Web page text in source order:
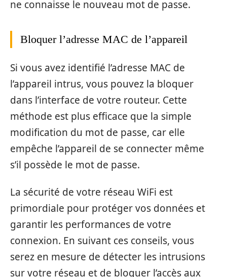
ne connaisse le nouveau mot de passe.
Bloquer l’adresse MAC de l’appareil
Si vous avez identifié l’adresse MAC de
l’appareil intrus, vous pouvez la bloquer
dans l’interface de votre routeur. Cette
méthode est plus efficace que la simple
modification du mot de passe, car elle
empêche l’appareil de se connecter même
s’il possède le mot de passe.
La sécurité de votre réseau WiFi est
primordiale pour protéger vos données et
garantir les performances de votre
connexion. En suivant ces conseils, vous
serez en mesure de détecter les intrusions
sur votre réseau et de bloquer l’accès aux